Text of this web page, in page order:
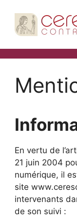
contenu
En vertu de
21 juin 2004
numérique, il
site
intervenants
de son suivi :